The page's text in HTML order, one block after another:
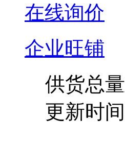
在线询价
企业旺铺
供货总量
更新时间